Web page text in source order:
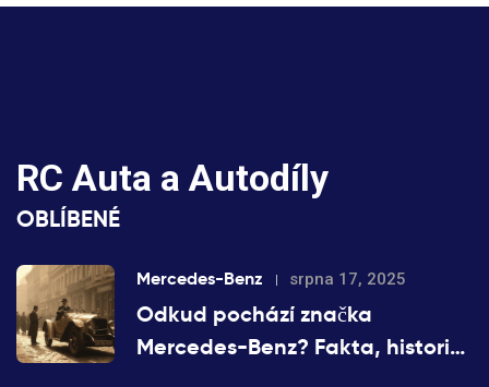
RC Auta a Autodíly
OBLÍBENÉ
Mercedes-Benz srpna 17, 2025
Odkud pochází značka
Mercedes-Benz? Fakta, historie